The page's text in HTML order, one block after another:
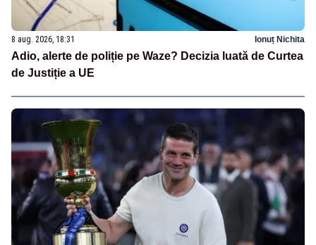
8 aug. 2026, 18:31 Ionuț Nichita
Adio, alerte de poliție pe Waze? Decizia luată de Curtea
de Justiție a UE